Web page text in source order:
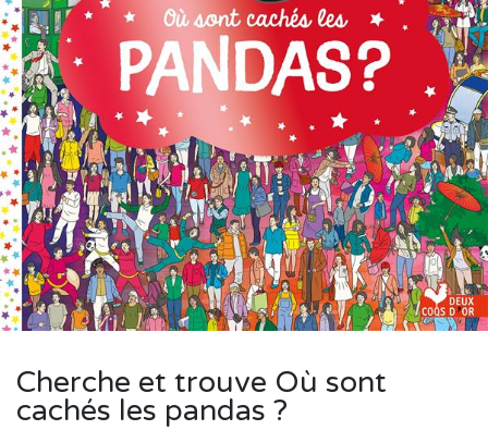
Cherche et trouve Où sont
cachés les pandas ?